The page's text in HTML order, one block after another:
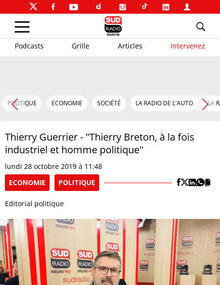
Podcasts Grille Articles Intervenez
POLITIQUE ECONOMIE SOCIÉTÉ LA RADIO DE L'AUTO LA
Thierry Guerrier - "Thierry Breton, à la fois
industriel et homme politique"
lundi 28 octobre 2019 à 11:48
ECONOMIE
POLITIQUE
Editorial politique